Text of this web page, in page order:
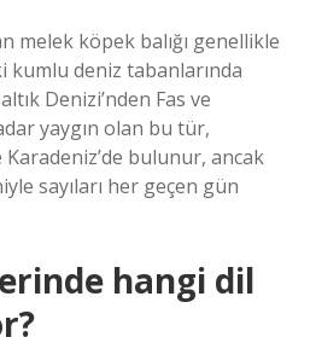
melek köpek balığı genellikle
kumlu deniz tabanlarında
Denizi’nden Fas ve
yaygın olan bu tür,
bulunur, ancak
sayıları her geçen gün
hangi dil